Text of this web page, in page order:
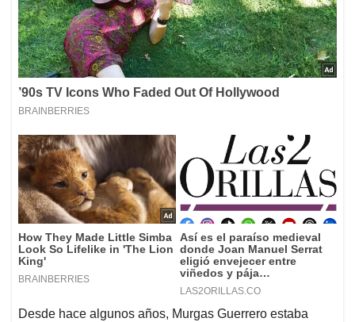
Desde hace algunos años, Murgas Guerrero estaba